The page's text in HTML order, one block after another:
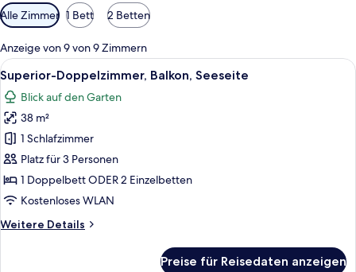
Verfügbare
Filter
für
Zimmer
Alle Zimmer 1 Bett 2 Betten
Anzeige von 9 von 9 Zimmern
Alle
Fotos
für
Superior-
Doppelzimmer,
Balkon,
Seeseite
anzeigen
Ein Hotelzimmer mit Bett,
3
Superior-Doppelzimmer, Balkon, Seeseite
Blick auf den Garten
38 m²
1 Schlafzimmer
Platz für 3 Personen
1 Doppelbett ODER 2 Einzelbetten
Kostenloses WLAN
Weitere Details
Weitere
Preise für Reisedaten anzeigen